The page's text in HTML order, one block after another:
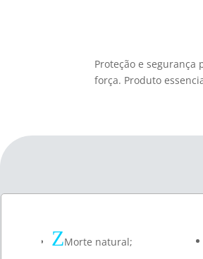
Proteção e
força. Produto
ZMorte natural;